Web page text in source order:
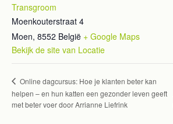
Transgroom
Moenkouterstraat 4
Moen, 8552 België + Google Maps
Bekijk de site van Locatie
Online dagcursus: Hoe je klanten beter kan
helpen – en hun katten een gezonder leven geeft
met beter voer door Arrianne Liefrink